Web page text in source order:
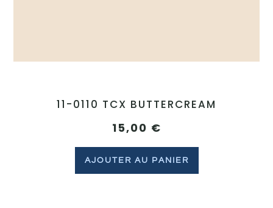
11-0110 TCX BUTTERCREAM
15,00 €
AJOUTER AU PANIER